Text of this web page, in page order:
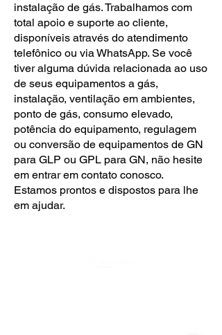
instalação de gás. Trabalhamos com
total apoio e suporte ao cliente,
disponíveis através do atendimento
telefônico ou via WhatsApp. Se você
tiver alguma dúvida relacionada ao uso
de seus equipamentos a gás,
instalação, ventilação em ambientes,
ponto de gás, consumo elevado,
potência do equipamento, regulagem
ou conversão de equipamentos de GN
para GLP ou GPL para GN, não hesite
em entrar em contato conosco.
Estamos prontos e dispostos para lhe
em ajudar.